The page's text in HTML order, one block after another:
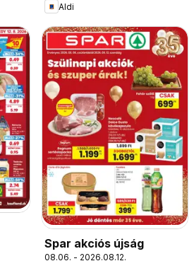
Aldi
Spar akciós újság
08.06. - 2026.08.12.